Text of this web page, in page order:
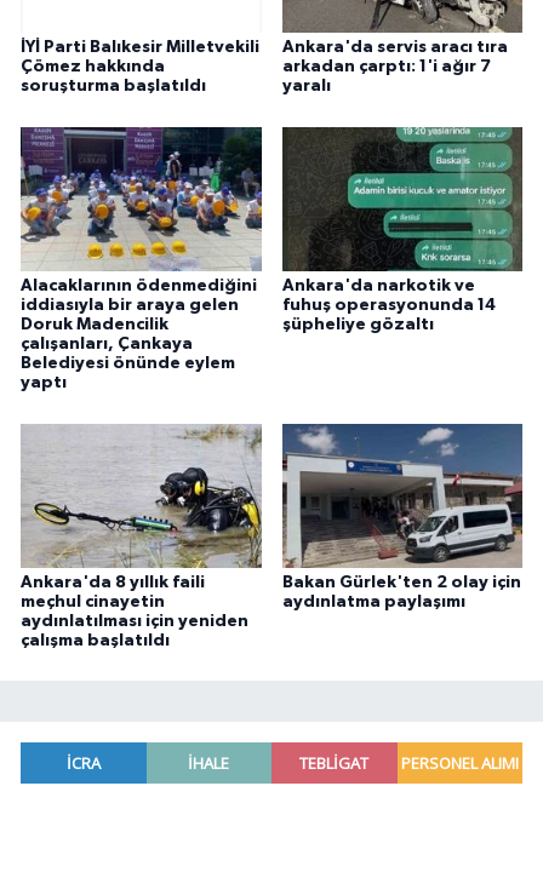
İYİ Parti Balıkesir Milletvekili
Çömez hakkında
soruşturma başlatıldı
Ankara'da servis aracı tıra
arkadan çarptı: 1'i ağır 7
yaralı
Alacaklarının ödenmediğini
iddiasıyla bir araya gelen
Doruk Madencilik
çalışanları, Çankaya
Belediyesi önünde eylem
yaptı
Ankara'da narkotik ve
fuhuş operasyonunda 14
şüpheliye gözaltı
Ankara'da 8 yıllık faili
meçhul cinayetin
aydınlatılması için yeniden
çalışma başlatıldı
Bakan Gürlek'ten 2 olay için
aydınlatma paylaşımı